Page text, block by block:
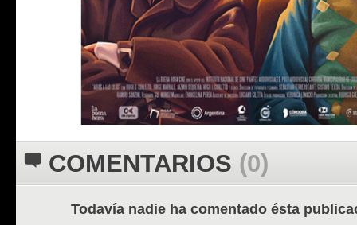
COMENTARIOS (0)
Todavía nadie ha comentado ésta